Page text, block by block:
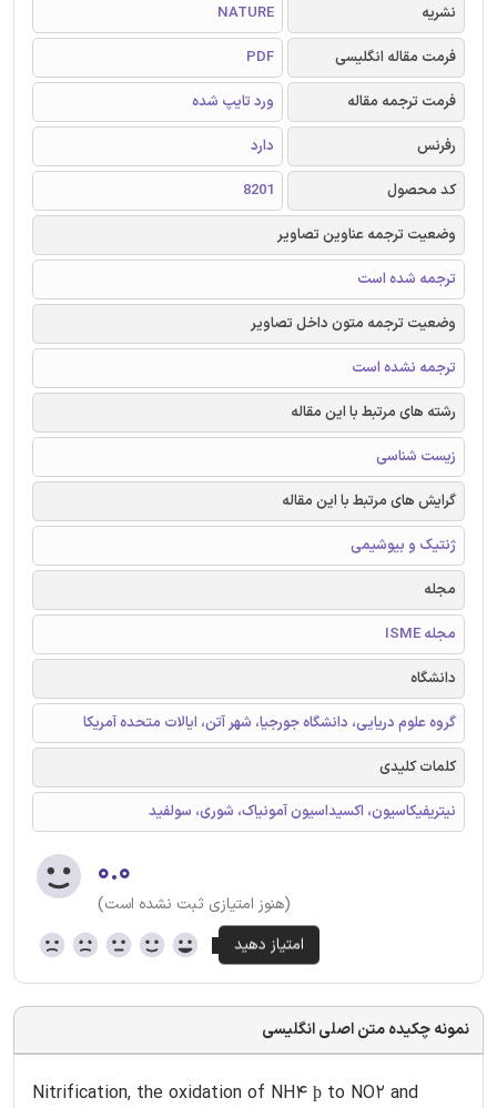
نشریه
NATURE
فرمت مقاله انگلیسی
PDF
فرمت ترجمه مقاله
ورد تایپ شده
رفرنس
دارد
کد محصول
8201
وضعیت ترجمه عناوین تصاویر
ترجمه شده است
وضعیت ترجمه متون داخل تصاویر
ترجمه نشده است
رشته های مرتبط با این مقاله
زیست شناسی
گرایش های مرتبط با این مقاله
ژنتیک و بیوشیمی
مجله
مجله ISME
دانشگاه
گروه علوم دریایی، دانشگاه جورجیا، شهر آتن، ایالات متحده آمریکا
کلمات کلیدی
نیتریفیکاسیون، اکسیداسیون آمونیاک، شوری، سولفید
۰.۰
(هنوز امتیازی ثبت نشده است)
نمونه چکیده متن اصلی انگلیسی
Nitrification, the oxidation of NH4 þ to NO2 and